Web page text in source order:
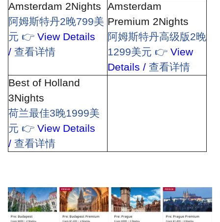
Amsterdam 2Nights
阿姆斯特丹2晚799美
元 👉 View Details
/ 查看详情
Amsterdam
Premium 2Nights
阿姆斯特丹高级版2晚
1299美元 👉 View
Details / 查看详情
Best of Holland
3Nights
荷兰最佳3晚1999美
元 👉 View Details
/ 查看详情